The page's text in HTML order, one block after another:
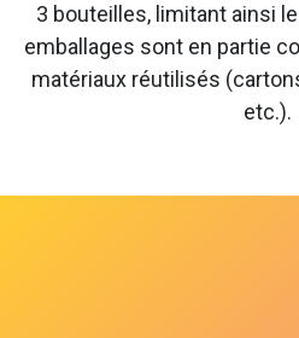
3 bouteilles, limitant ainsi
emballages sont en partie
matériaux réutilisés
etc.).